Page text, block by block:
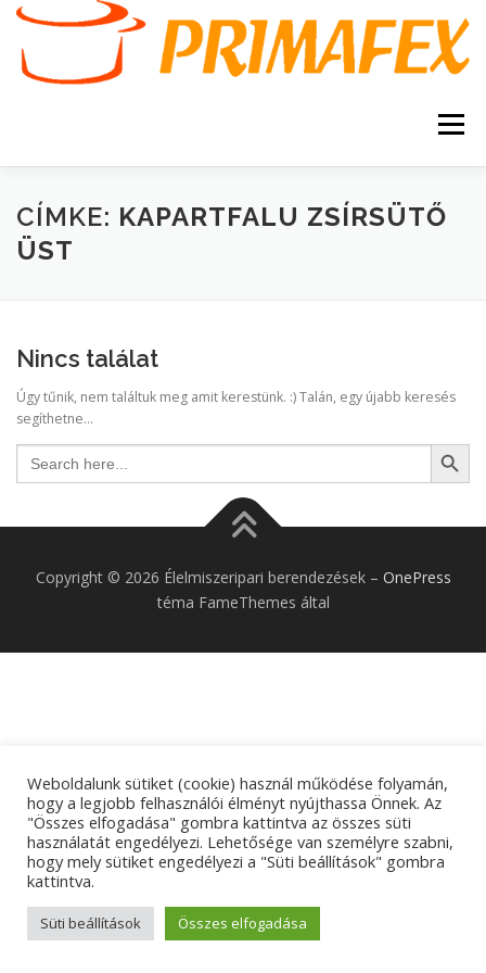
Tovább
tartalomhoz
Menü
KEZDŐOLDAL KAPCSOLAT TERMÉKEK
VÁSÁRLÁSI FELTÉTELEK
CÍMKE: KAPARTFALU ZSÍRSÜTŐ
ÜST
Nincs találat
Úgy tűnik, nem találtuk meg amit kerestünk. :) Talán, egy újabb keresés
segíthetne...
Search
for:
Search Button
Copyright © 2026 Élelmiszeripari berendezések – OnePress
téma FameThemes által
Weboldalunk sütiket (cookie) használ működése folyamán,
hogy a legjobb felhasználói élményt nyújthassa Önnek. Az
"Összes elfogadása" gombra kattintva az összes süti
használatát engedélyezi. Lehetősége van személyre szabni,
hogy mely sütiket engedélyezi a "Süti beállítások" gombra
kattintva.
Süti beállítások Összes elfogadása